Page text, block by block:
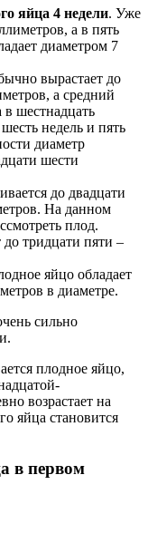
яйца 4 недели. Уже
а в пять
диаметром 7
вырастает до
а средний
шестнадцать
недель и пять
диаметр
шести
до двадцати
На данном
плод.
до тридцати пяти –
яйцо обладает
в диаметре.
сильно
плодное яйцо,
возрастает на
яйца становится
в первом